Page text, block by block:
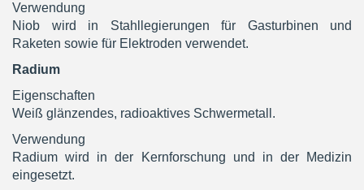
Verwendung
Niob wird in Stahllegierungen für Gasturbinen und
Raketen sowie für Elektroden verwendet.
Radium
Eigenschaften
Weiß glänzendes, radioaktives Schwermetall.
Verwendung
Radium wird in der Kernforschung und in der Medizin
eingesetzt.